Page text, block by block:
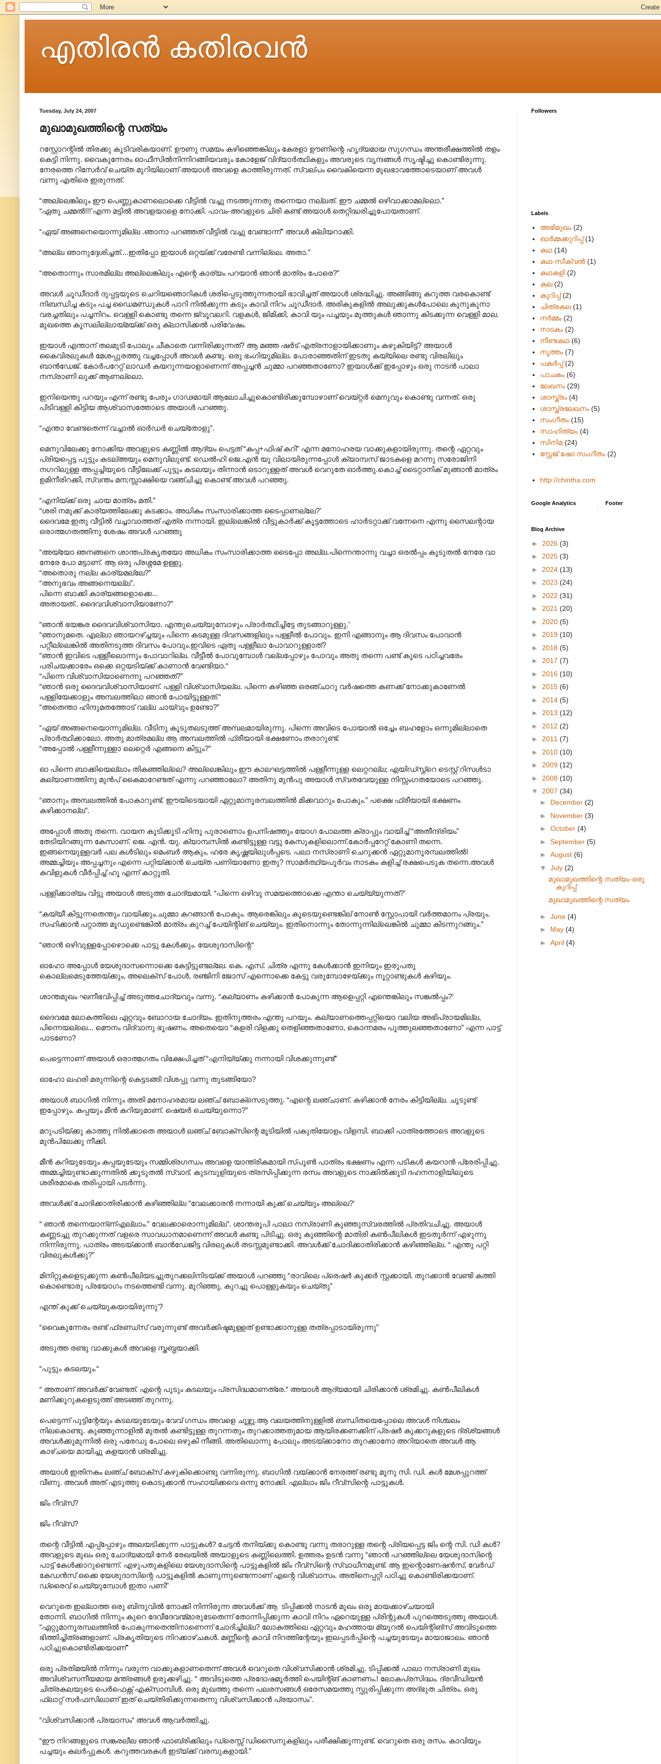
എതിരന്‍ കതിരവന്‍
Tuesday, July 24, 2007
മുഖാമുഖത്തിന്റെ സത്യം
റസ്റ്റോറന്റില്‍ തിരക്കു കൂടിവരികയാണ്. ഊണു സമയം കഴിഞ്ഞെങ്കിലും കേരളാ ഊണിന്റെ ഹൃദ്യമായ സുഗന്ധം അന്തരീക്ഷത്തില്‍ തളം
കെട്ടി നിന്നു. വൈകുന്നേരം ഓഫീസില്‍നിന്നിറങ്ങിയവരും കോളേജ് വിദ്യാര്‍ത്ഥികളും അവരുടെ വൃന്ദങ്ങള്‍ സൃഷ്ടിച്ചു കൊണ്ടിരുന്നു.
നേരത്തെ റിസേര്‍വ് ചെയ്ത മുറിയിലാണ് അയാള്‍ അവളെ കാത്തിരുന്നത്. സ്വല്പം വൈകിയെന്ന മുഖഭാവത്തോടെയ‍ാണ് അവള്‍
വന്നു എതിരെ ഇരുന്നത്.
“അല്ലെങ്കിലും ഈ പെണ്ണുകാണലൊക്കെ വീട്ടില്‍ വച്ചു നടത്തുന്നതു തന്നെയാ നല്ലത്. ഈ ചമ്മല്‍ ഒഴിവാക്കാമല്ലൊ.”
“ഏതു ചമ്മല്‍!!!’എന്ന മട്ടില്‍ അവളയാളെ നോക്കി. പാവം-അവളുടെ ചിരി കണ്ട് അയാള്‍ തെറ്റിദ്ധരിച്ചുപോയതാണ്.
“ഏയ് അങ്ങനെയൊന്നുമില്ല .ഞാനാ പറഞ്ഞത് വീട്ടില്‍ വച്ചു വേണ്ടാന്ന്” അവള്‍ ക്ലിയറാക്കി.
“അല്ല ഞാനുദ്ദേശിച്ചത്....ഇതിപ്പോ ഇയാള്‍ ഒറ്റയ്ക്ക് വരേണ്ടി വന്നില്ലെ. അതാ.”
“അതൊന്നും സാരമില്ല അല്ലെങ്കിലും എന്റെ കാര്യം പറയാന്‍ ഞാന്‍ മാത്രം പോരെ?”
അവള്‍ ചൂഡീദാര്‍ ദുപ്പട്ടയുടെ ചെറിയഞൊറികള്‍ ശരിപ്പെടുത്തുന്നതായി ഭാവിച്ചത് അയാള്‍ ശ്രദ്ധിച്ചു. അങ്ങിങ്ങു കറുത്ത വരകൊണ്ട്
നിബന്ധിച്ച കടും പച്ച ഡൈമണ്ഡുകള്‍ പാറി നില്‍ക്കുന്ന കടും കാവി നിറം ചൂഡീദാര്‍.‍ അരികുകളില്‍ അലുക്കുകള്‍പോലെ കുനുകുനാ
വരച്ചതിലും പച്ചനിറം. വെള്ളി കൊണ്ടു തന്നെ ജ്വൂവലറി. വളകള്‍, ജിമിക്കി, കാവി യും പച്ചയും മുത്തുകള്‍ ഞാന്നു കിടക്കുന്ന വെള്ളി മാല.
മുഖത്തെ കൂസലില്ലായ്മയ്ക്ക് ഒരു ക്ലാസിക്കല്‍ പരിവേഷം.
ഇയാള്‍ എന്താന് തലമുടി പോലും ചീകാതെ വന്നിരിക്കുന്നത്? ആ മഞ്ഞ ഷര്‍ട് എത്രനാളായിക്കാണും കഴുകിയിട്ട്? അയാള്‍
കൈവിരലുകള്‍ മേശപ്പുരത്തു വച്ചപ്പോള്‍ അവള്‍‍ കണ്ടു. ഒരു ഭംഗിയുമില്ല. പോരാഞ്ഞതിന് ഇടതു കയ്യിലെ രണ്ടു വിരലിലും
ബാന്‍ഡേജ്. കോര്‍പറേറ്റ് ലാഡര്‍ കയറുന്നയാളാണെന്ന് അപ്പച്ചന്‍ ചുമ്മാ പറഞ്ഞതാണോ? ഇയാള്‍ക്ക് ഇപ്പോഴും ഒരു നാടന്‍ പാലാ
നസ്രാണി ലുക്ക് ആണല്ലൊ.
ഇനിയെന്തു പറയും എന്ന് രണ്ടു പേരും ഗാഢമായി ആലോചിച്ചുകൊണ്ടിരിക്കുമ്പോഴാണ് വെയ്റ്റര്‍ മെനുവും കൊണ്ടു വന്നത്. ഒരു
പിടിവള്ളി കിട്ടിയ ആശ്വാസത്തോടെ അയാള്‍ പറഞ്ഞു.
“എന്താ വേണ്ടതെന്ന് വച്ചാല്‍ ഓര്‍ഡര്‍ ചെയ്തോളു”.
മെനുവിലേക്കു നോക്കിയ അവളുടെ കണ്ണില്‍ ആദ്യം പെട്ടത് “കപ്പ+ഫിഷ് കറി” എന്ന മനോഹരയ വാക്കുകളായിരുന്നു. തന്റെ ഏറ്റവും
പ്രിയപ്പെട്ട പുട്ടും കടല്അയും മെനുവിലുണ്ട്. ഡെല്‍ഹി ജെ.എന്‍ യു വിലായിരുന്നപ്പോള്‍ ക്യാമ്പസ് ജാടകളെ മറന്നു സരോജിനി
നഗറിലുള്ള അപ്പച്ചിയുടെ വീട്ടിലേക്ക് പുട്ടും കടലയും തിന്നാന്‍ ഒടാറുള്ളത് അവള്‍ വെറുതേ ഓര്‍ത്തു.കൊച്ച് ടൈറ്റാനിക് മുങ്ങാന്‍ മാത്രം
ഉമിനീരിറക്കി, സ്വന്തം മന;സ്സാക്ഷിയെ വഞ്ചിച്ചു കൊണ്ട് അവള്‍ പറഞ്ഞു.
“എനിയ്ക്ക് ഒരു ചായ മാത്രം മതി.”
“ശരി നമുക്ക് കാര്യത്തിലേക്കു കടക്കാം. അധികം സംസാരിക്കാത്ത ടൈപ്പാണല്ലേ?’
ദൈവമേ ഇതു വീട്ടില്‍ വച്ചാവാത്തത് എത്ര നന്നായി. ഇല്ലെങ്കില്‍ വീട്ടുകാര്‍ക്ക് കൂട്ടത്തോടെ ഹാര്‍ടറ്റാക്ക് വന്നേനെ എന്നു സൈലന്റായ
ഒരാത്മഗതത്തിനു ശേഷം അവള്‍ പറഞ്ഞു
“അയ്യോ ഞനങ്ങനെ ശാന്തപ്രകൃതയോ അധികം സംസാരിക്കാത്ത ടൈപ്പോ അല്ല.പിന്നെന്താന്നു വച്ചാ ഒരല്‍പ്പം കൂടുതല്‍ നേരേ വാ
നേരേ പോ മട്ടാണ്. ആ ഒരു പ്രശ്നമേ ഉള്ളു.
“അതൊരു നല്ല കാര്യമല്ലേ?”
“അനുഭവം അങ്ങനെയല്ല”.
പിന്നെ ബാക്കി കാര്യങ്ങളൊക്കെ...
അതായത്.. ദൈവവിശ്വാസിയാണോ?”
“ഞാന്‍ ഭയങ്കര ദൈവവിശ്വാസിയാ. എന്തുചെയ്യുമ്പോഴും പ്രാര്‍ത്ഥിച്ചിട്ടേ തുടങ്ങാറുള്ളു.’
“ഞാനുമതെ. എല്ലാ ഞായറഴ്ച്ചയും പിന്നെ കടമുള്ള ദിവസങ്ങളിലും പള്ളീല്‍ പോവും. ഇനി എങ്ങാനും ആ ദിവസം പോവാന്‍
പറ്റീല്ലെങ്കില്‍ അതിനടുത്ത ദിവസം പോവും.ഇവിടെ ഏതു പള്ളീലാ പോവാറുള്ളാത്?
“ഞാന്‍ ഇവിടെ പള്ളീലൊന്നും പോവാറില്ല. വീട്ടീല്‍ പോവുമ്പോള്‍ വല്ലപ്പോഴും പോവും അതു തന്നെ പണ്ട് കൂടെ പഠിച്ചവരേം
പരിചയക്കാരേം ഒക്കെ ഒറ്റയടിയ്ക്ക് കാണാന്‍ വേണ്ടിയാ.“
“പിന്നെ വിശ്വാസിയാണെന്നു പറഞ്ഞത്?”
“ഞാന്‍ ഒരു ദൈവവിശ്വാസിയാണ്. പള്ളി വിശ്വാസിയല്ല. പിന്നെ കഴിഞ്ഞ ഒരഞ്ചാറു വര്‍ഷത്തെ കണക്ക് നോക്കുകാണേല്‍
പള്ളിയേക്കാളും അമ്പലത്തിലാ ഞാന്‍ പോയിട്ടുള്ളത്.“
“അതെന്താ ഹിന്ദുമതത്തോട് വല്ല ചായ്‌വും ഉണ്ടോ?”
“ഏയ് അങ്ങനെയൊന്നുമില്ല. വീടിനു കൂടുതലടുത്ത് അമ്പലമായിരുന്നു. പിന്നെ അവിടെ പോയാല്‍ ഒച്ചേം ബഹളോം ഒന്നുമില്ലാതെ
പ്രാര്‍ത്ഥിക്കാലോ. അതു മാത്രമല്ല ആ അമ്പലത്തില്‍ ഫ്രീയായി ഭക്ഷണോം തരാറുണ്ട്.
“അപ്പോല്‍ പള്ളീന്നുള്ളാ ലെറ്റെര്‍ എങ്ങനെ കിട്ടും?”
ഓ പിന്നെ ബാക്കിയെല്ലാം തികഞ്ഞില്ലെ? അല്ലെങ്കിലും ഈ കാലഘട്ടത്തില്‍ പള്ളീന്നുള്ള ലെറ്ററല്ല; എയിഡ്സ്ന്റെ ടെസ്റ്റ് റിസള്‍ടാ
കല്യാണത്തിനു മുന്‍പ് കൈമാറേണ്ടത് എന്നു പറഞ്ഞാലോ? അതിനു മുന്‍പു അയാള്‍ സ്വതവേയുള്ള നിസ്സംഗതയോടെ പറഞ്ഞു.
“ഞാനും അമ്പലത്തില്‍ പോകാറുണ്ട്. ഈയിടെയായി ഏറ്റുമാനൂരമ്പലത്തില്‍ മിക്കവാറും പോകും.” പക്ഷെ ഫ്രീയായി ഭക്ഷണം
കഴിക്കാനല്ല”.
അപ്പോള്‍ അതു തന്നെ. വായന കൂടിക്കൂടി ഹിന്ദു പുരാണൊം ഉപനിഷത്തും യോഗ പോലത്ത ക്രാപ്പും വായിച്ച് “അതീന്ദ്രിയം”
തേടിയിറങ്ങുന്ന കേസാണ്. ജെ. എന്‍. യു. ക്യാമ്പസില്‍ കണ്ടിട്ടുള്ള വട്ടു കേസുകളിലൊന്ന്.കോര്‍പ്പറേറ്റ് കോണി തന്നെ.
ഇങ്ങനെയുള്ളവര്‍ പല കള്‍ടിലും മെംബര്‍ ആകും, ഹരേ കൃഷ്ണയിലുള്‍പ്പടെ. പലാ നസ്രാണി ചെറുക്കന്‍ ഏറ്റുമാനൂരമ്പലത്തില്‍!
അമ്മച്ചിയും അപ്പച്ചനും എന്നെ പറ്റിയ്ക്കാന്‍ ചെയ്ത പണിയാണോ ഇതു? സാമര്‍ത്ഥ്യപൂര്‍വം നാടകം കളിച്ച് രക്ഷപെടുക തന്നെ.അവള്‍
കവിളുകള്‍ വീര്‍പ്പിച്ച് ഹൂ എന്ന് കാറ്റൂതി.
പള്ളിക്കാര്യം വിട്ടു അയാള്‍ അടുത്ത ചോദ്യമായി. “പിന്നെ ഒഴിവു സമയത്തൊക്കെ എന്താ ചെയ്യ്യുന്നത്?’
“കയ്യീ കിട്ടുന്നതെന്തും വായിക്കും.ചുമ്മാ കറങ്ങാന്‍ പോകും. ആരെങ്കിലും കൂടെയുണ്ടെങ്കില് നോണ്‍ സ്റ്റോപായി വര്‍ത്തമാനം പ്രയും.
സഹിക്കാന്‍ പറ്റാത്ത മൂഡുണ്ടെങ്കില്‍ മാത്രം കുറച്ച് പേയിന്റിങ് ചെയ്യും. ഇതിനൊന്നും തോന്നുന്നില്ലെങ്കില്‍ ചുമ്മാ കിടന്നുറങ്ങും.”
“ഞാന്‍ ഒഴിവുള്ളപ്പോഴൊക്കെ പാട്ടു കേള്‍ക്കും. യേശുദാസിന്റെ“
ഓഹോ അപ്പോള്‍ യേശുദാസന്നൊക്കെ കേട്ടിട്ടുണ്ടല്ലേ. കെ. എസ്. ചിത്ര എന്നു കേള്‍ക്കാന്‍ ഇനിയും ഇരുപതു
കൊല്ലമെടുത്തേയ്ക്കും, അലെക്സ് പോള്‍, രഞ്ജിനി ജോസ് എന്നൊക്കെ കേട്ടു വരുമ്പോഴേയ്ക്കും നൂറ്റാണ്ടുകള്‍‍ കഴിയും.
ശാന്തമുഖം ഘനീഭവിപ്പിച്ച് അടുത്തചോദ്യവും വന്നു. “കല്യാണം കഴിക്കാന്‍ പോകുന്ന ആളെപ്പറ്റി എന്തെങ്കിലും സങ്കല്‍പ്പം?’
ദൈവമേ ലോകത്തിലെ ഏറ്റവും ബോറായ ചോദ്യം. ഇതിനുത്തരം എന്തു പറയും. കല്യാണത്തെപ്പറ്റിയൊ വലിയ അഭിപ്രായമില്ല,
പിന്നെയല്ലെ... മൌനം വിദ്വാനു ഭൂഷണം. അതെയൊ “കളരി വിളക്കു തെളിഞ്ഞതാണോ, കൊന്നമരം പൂത്തുലഞ്ഞതാണോ” എന്ന പാട്ട്
പാടണോ?
പെട്ടെന്നാണ് അയാള്‍ ഒരാത്മഗതം വിക്ഷേപിച്ചത് “എനിയ്യ്ക്കു നന്നായി വിശക്കുന്നുണ്ട്”
ഓഹോ ലഹരി മരുന്നിന്റെ കെട്ടടങ്ങി വിശപ്പു വന്നു തുടങ്ങിയോ?
അയാള്‍ ബാഗില്‍ നിന്നും അതി മനോഹരമായ ലഞ്ച് ബോക്സെടുത്തു. “എന്റെ ലഞ്ചാണ്. കഴിക്കാന്‍ നേരം കിട്ടിയില്ല. ചൂടുണ്ട്
ഇപ്പോഴും. കപ്പയും മീന്‍ കറിയുമാണ്. ഷെയര്‍ ചെയ്യുന്നൊ?”
മറുപടിയ്ക്കു കാത്തു നില്‍ക്കാതെ അയാള്‍ ലഞ്ച് ബോക്സിന്റെ മൂടിയില്‍ പകുതിയോളം വിളമ്പി. ബാക്കി പാത്രത്തോടെ അവളുടെ
മുന്‍പിലേക്കു നീക്കി.
മീന്‍ കറിയുടേയും കപ്പയുടേയും സമ്മിശ്രഗന്ധം അവളെ യാന്ത്രികമായി സ്പൂണ്‍ പാത്രം ഭക്ഷണം എന്ന പടികള്‍ കയറാന്‍ പ്രേരിപ്പിച്ചു.
അമ്മച്ചിയുണ്ടാക്കുന്നതില്‍ ക്കൂടുതല്‍ സ്വാദ്. കുടമ്പുളിയുടെ ത്രസിപ്പിക്കുന്ന രസം അവളുടെ നാക്കില്‍ക്കൂടി ദഹനനാളിയിലൂടെ
ശരീരമാകെ തരി‍പ്പായി പടര്‍ന്നു.
അവള്‍ക്ക് ചോദിക്കാതിരിക്കാന്‍ കഴിഞ്ഞില്ല “വേലക്കാരന്‍ നന്നായി കുക്ക് ചെയ്യും അല്ലെ?‘
“ ഞാന്‍ തന്നെയാന്ണ്എല്ലാം.” വേലക്കാരൊന്നുമില്ല”. ശാന്തരൂപി പാലാ നസ്രാണി കുഞ്ഞുസ്വരത്തില്‍ പ്രതിവചിച്ചു. അയാള്‍
കണ്ണടച്ചു തുറക്കുന്നത് വളരെ സാവധാനമാണെന്ന് അവള്‍ കണ്ടു പിടിച്ചു. ഒരു കുഞ്ഞിന്റെ മാതിരി കണ്‍പീലികള്‍ ഇടതൂര്‍ന്ന് എഴുന്നു
നിന്നിരുന്നു. പാത്രം അടയ്ക്കാന്‍ ബാന്‍ഡേജിട്ട വിരലുകള്‍ തടസ്സമുണ്ടാക്കി. അവള്‍ക്ക് ചോദിക്കാതിരിക്കാന്‍ കഴിഞ്ഞില്ല. “ എന്തു പറ്റി
വിരലുകള്‍ക്കു?”
മിനിറ്റുകളെടുക്കുന്ന കണ്‍പീലിയടച്ചുതുറക്കലിനിടയ്ക്ക് അയാള്‍ പറഞ്ഞു “രാവിലെ പ്രെഷര്‍ കുക്കര്‍ സ്റ്റക്കായി. തുറക്കാന്‍ വേണ്ടി കത്തി
കൊണ്ടൊരു പ്രയോഗം നടത്തെണ്ടി വന്നു. മുറിഞ്ഞു, കുറച്ചു പൊള്ളുകയും ചെയ്തു”
എന്ത് കുക്ക് ചെയ്യുകയായിരുന്നു’?
“വൈകുന്നേരം രണ്ട് ഫ്രണ്ഡ്സ് വരുന്നുണ്ട് അവര്‍ക്കിഷ്ടമുള്ളത് ഉണ്ടാക്കാനുള്ള തത്രപ്പാടായിരുന്നു”
അടുത്ത രണ്ടു വാക്കുകള്‍‍ അവളെ സ്തബ്ധയാക്കി.
“പുട്ടും കടലയും.“
“ അതാണ് അവര്‍ക്ക് വേണ്ടത്. എന്റെ പുടും കടലയും പ്രസിദ്ധമാണത്രേ.“ അയാള്‍‍ ആദ്യമായി ചിരിക്കാന്‍ ശ്രമിച്ചു. കണ്‍പീലികള്‍
മണിക്കൂറുകളെടുത്ത് അടഞ്ഞ് തുറന്നു.
പെട്ടെന്ന് പുട്ടിന്റേയും കടലയുടേയും വേവ് ഗന്ധം അവളെ ചൂഴ്ന്നു.ആ വലയത്തിനുള്ളില്‍ ബന്ധിതയെപ്പോലെ അവള്‍ നിശ്ചലം
നിലകൊണ്ടു. കുഞ്ഞുന്നാളില്‍ മുതല്‍ കണ്ടിട്ടുള്ള തുറന്നതും തുറക്കാത്തതുമായ ആയിരക്കണക്കിന് പ്രഷര്‍ കുക്കറുകളുടെ ദ്ര്ശ്യങ്ങള്‍
അവള്‍ക്കുമുന്നില്‍ ഒരു പരേഡു പോലെ ഒഴുകി നീങ്ങി. അതിലൊന്നു പോലും അടയ്ക്കാനോ തുറക്കാനോ അറിയാതെ അവള്‍ ആ
കാഴ്ചയെ മായിച്ചു കളയാന്‍ ശ്രമിച്ചു.
അയാള്‍ ഇതിനകം ലഞ്ച് ബോക്സ് കഴുകിക്കൊണ്ടു വന്നിരുന്നു. ബാഗില്‍ വയ്ക്കാന്‍ നേരത്ത് രണ്ടു മൂനു സി. ഡി. കള്‍ മേശപ്പുറത്ത്
വീണു. അവള്‍ അത് എടുത്തു കൊടുക്കാന്‍ സഹായിക്കവെ ഒന്നു നോക്കി. എല്ലാം ജിം റീവ്സിന്റെ പാട്ടുകള്‍.
ജിം റീവ്സ്?
ജിം റീവ്സ്?
തന്റെ വീട്ടില്‍ എപ്പ്പ്പോഴും അലയടിക്കുന്ന പാട്ടുകള്‍? ചേട്ടന്‍ തനിയ്ക്കു കൊണ്ടു വന്നു തരാറുള്ള തന്റെ പ്രിയപ്പെട്ട ജിം ന്റെ സി. ഡി കള്‍?
അവളുടെ മുഖം ഒരു ചോദ്യമായി നേര്‍ രേഖയില്‍ അയാളുടെ കണ്ണിലെത്തി. ഉത്തരം ഉടന്‍ വന്നു “ഞാന്‍ പറഞ്ഞില്ലെ യേശുദാസിന്റെ
പാട്ട് കേള്‍ക്കാറുണ്ടെന്ന്. എഴുപതുകളിലെ യേശുദാസിന്റെ പാട്ടുകളില്‍ ജിം റീവ്സിന്റെ സ്വാധീനമുണ്ട്. ആ ഇന്റൊണേഷന്‍സ്, വേര്‍ഡ്
കേഡന്‍സ് ഒക്കെ യേശുദാസിന്റെ പാട്ടൂകളില്‍ കാണുന്നുണ്ടെന്നാണ് എന്റെ വിശ്വാസം. അതിനെപ്പറ്റി പഠിച്ചു കൊണ്ടിരിക്കയാണ്.
ഡ്രൈവ് ചെയ്യുമ്പോള്‍ ഇതാ പണി”
വെറുതെ ഇല്ലാത്ത ഒരു ബിന്ദുവില്‍ നോക്കി നിന്നിരുന്ന അവള്‍ക്ക് ആ ‍ ടിപ്പിക്കല്‍ നാടന്‍ മുഖം ഒരു മായക്കാഴ്ചയായി
തോന്നി. ബാഗില്‍ നിന്നും കുറെ ദേവീദേവന്മ്മാരുടേതെന്ന് തോന്നിപ്പിക്കുന്ന കാവി നിറം ഏറെയുള്ള പ്രിന്റുകള്‍ പുറത്തെടുത്തു അയാള്‍.
“ഏറ്റുമാനൂരമ്പലത്തില്‍ പോകുന്നതെന്തിനാണെന്ന് ചോദിച്ചില്ല? ലോകത്തിലെ ഏറ്റവും മഹത്തായ മ്യൂറല്‍ പെയിന്റിങ്സ് അവിടുത്തെ
ഭിത്തിച്ചിത്രങ്ങളാണ്. പ്രകൃതിയുടെ നിറക്കാഴ്ചകള്‍. മണ്ണീന്റെ കാവി നിറത്തിന്റേയും ഇലപ്പടര്‍പ്പിന്റെ പച്ചയുടേയും മായാജാലം. ഞാന്‍
പഠിച്ചുകൊണ്ടിരിക്കയാണ്”
ഒരു പ്രതിമയില്‍ നിന്നും വരുന്ന വാക്കുകളാണതെന്ന് അവള്‍ വെറുതെ വിശ്വസിക്കാന്‍ ശ്രമിച്ചു. ടിപ്പിക്കല്‍ പ‍ാലാ നസ്രാണി മുഖം
അവിശ്വസനീയമായ മന്ത്രങ്ങള്‍ ഉരുക്കഴിച്ചു. “ അവിടുത്തെ പ്രദോഷമൂര്‍ത്തി പെയിന്റ്ങ് കാണണം.! ലോകപ്രസിദ്ധം. ദ്രവീഡിയന്‍
ചിത്രകലയുടെ പെര്‍ഫെക്റ്റ് എക്സാമ്പിള്‍. ഒരു മുഖത്തു തന്നെ പലരസങ്ങള്‍ ഒരേസമയത്തു സ്ഫുരിപ്പിക്കുന്ന അദ്ഭുത ചിത്രം. ഒരു
ഫ്ലാറ്റ് സര്‍ഫസിലാണ് ഇത് ചെയ്തിരിക്കുന്നതെന്നു വിശ്വസിക്കാന്‍ പ്രയാസം”.
“വിശ്വസിക്കാന്‍ പ്രയാസം“ അവള്‍ ആവര്‍ത്തിച്ചു.
“ഈ നിറങ്ങളുടെ സങ്കരലീല ഞാന്‍ ഫാബ്രിക്കിലും ഡ്രെസ്സ് ഡിസൈനുകളിലും പരീക്ഷിക്കുന്നുണ്ട്. വെറുതെ ഒരു രസം. കാവിയും
പച്ചയും കലര്‍പ്പുകള്‍. കറുത്തവരകള്‍ ഇട്യ്ക്ക് വരമ്പുകളായി.‍”
Followers
Labels
അഭിമുഖം (2)
ഓർമ്മക്കുറിപ്പ് (1)
കഥ (14)
കഥ-സീക്വല്‍ (1)
കഥകളി (2)
കല (2)
കുറിപ്പ് (2)
ചിത്രകല (1)
നർമ്മം (2)
നാടകം (2)
നീണ്ടകഥ (6)
നൃത്തം (7)
പകര്‍പ്പ് (2)
പാചകം (6)
ലേഖനം (29)
ശാസ്ത്രം (4)
ശാസ്ത്രലേഖനം (5)
സംഗീതം (15)
സാഹിത്യം (4)
സിനിമ (24)
സ്റ്റേജ് ഷോ സംഗീതം (2)
http://chintha.com
Google Analytics Footer
Blog Archive
► 2026 (3)
► 2025 (3)
► 2024 (13)
► 2023 (24)
► 2022 (31)
► 2021 (20)
► 2020 (5)
► 2019 (10)
► 2018 (5)
► 2017 (7)
► 2016 (10)
► 2015 (6)
► 2014 (5)
► 2013 (12)
► 2012 (2)
► 2011 (7)
► 2010 (10)
► 2009 (12)
► 2008 (10)
▼ 2007 (34)
► December (2)
► November (3)
► October (4)
► September (5)
► August (6)
▼ July (2)
മുഖാമുഖത്തിന്റെ സത്യം-ഒരു
കുറിപ്പ്
മുഖാമുഖത്തിന്റെ സത്യം
► June (4)
► May (4)
► April (4)